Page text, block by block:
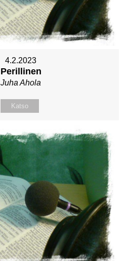
4.2.2023
Perillinen
Juha Ahola
Katso